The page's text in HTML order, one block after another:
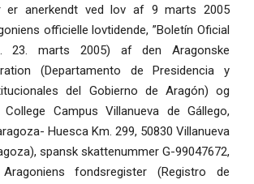
er anerkendt ved lov af 9 marts 2005
officielle lovtidende, ”Boletín Oficial
23. marts 2005) af den Aragonske
(Departamento de Presidencia y
del Gobierno de Aragón) og
Campus Villanueva de Gállego,
Huesca Km. 299, 50830 Villanueva
spansk skattenummer G-99047672,
fondsregister (Registro de